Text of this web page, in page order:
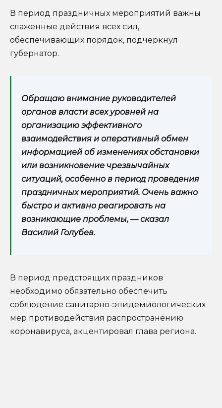
В период праздничных мероприятий важны
слаженные действия всех сил,
обеспечивающих порядок, подчеркнул
губернатор.
Обращаю внимание руководителей
органов власти всех уровней на
организацию эффективного
взаимодействия и оперативный обмен
информацией об изменениях обстановки
или возникновение чрезвычайных
ситуаций, особенно в период проведения
праздничных мероприятий. Очень важно
быстро и активно реагировать на
возникающие проблемы, — сказал
Василий Голубев.
В период предстоящих праздников
необходимо обязательно обеспечить
соблюдение санитарно-эпидемиологических
мер противодействия распространению
коронавируса, акцентировал глава региона.